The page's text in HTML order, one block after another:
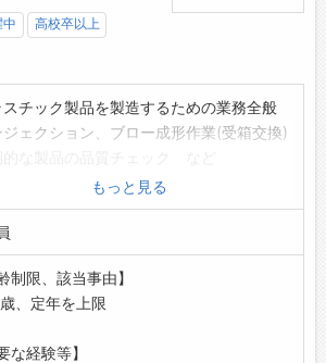
中
高校卒以上
チック製品を製造するための業務全般
ェクション、ブロー成形作業(受箱交換)
内容については、OJT教育にて丁寧に指
す
、安全靴は貸与いたします。
範囲:変更なし】
される方は、ハローワークから「紹介
交付を受けて下
もっと見る
制限、該当事由】
、定年を上限
な経験等】